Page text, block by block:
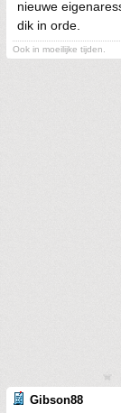
nieuwe
dik in orde.
Ook in moeilijke tijden.
Gibson88